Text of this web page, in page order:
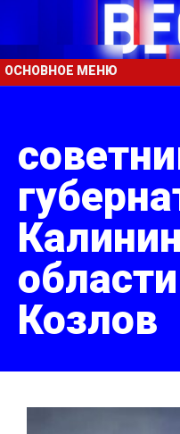
ОСНОВНОЕ МЕНЮ
Козлов